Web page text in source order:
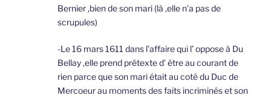
Bernier ,bien de son mari (là ,elle n’a pas de
scrupules)
-Le 16 mars 1611 dans l’affaire qui l’ oppose à Du
Bellay ,elle prend prétexte d’ être au courant de
rien parce que son mari était au coté du Duc de
Mercoeur au moments des faits incriminés et son